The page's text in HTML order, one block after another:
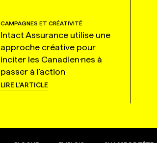
CAMPAGNES ET CRÉATIVITÉ
Intact Assurance utilise une
approche créative pour
inciter les Canadien·nes à
passer à l'action
LIRE L'ARTICLE